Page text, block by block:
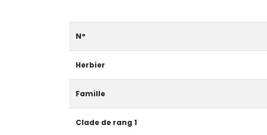
N°
Herbier
Famille
Clade de rang 1